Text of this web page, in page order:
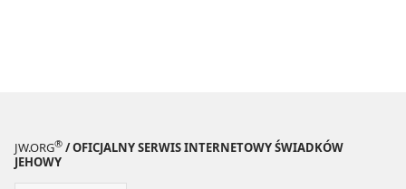
JW.ORG® / OFICJALNY SERWIS INTERNETOWY ŚWIADKÓW
JEHOWY